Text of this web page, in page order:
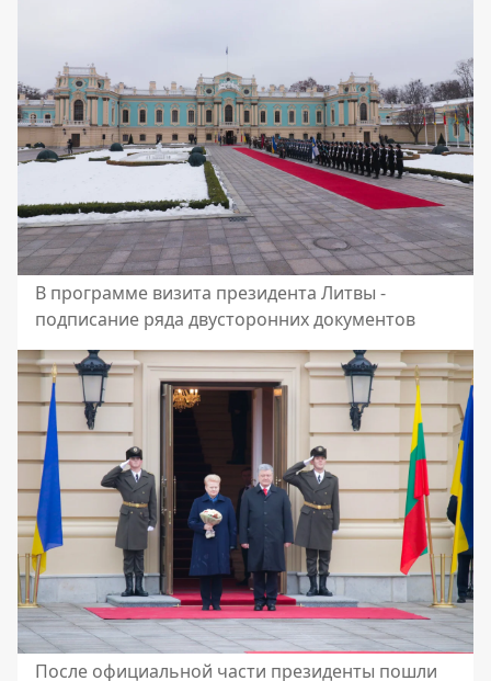
В программе визита президента Литвы -
подписание ряда двусторонних документов
После официальной части президенты пошли